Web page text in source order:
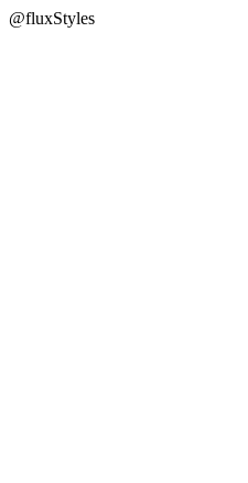
@fluxStyles